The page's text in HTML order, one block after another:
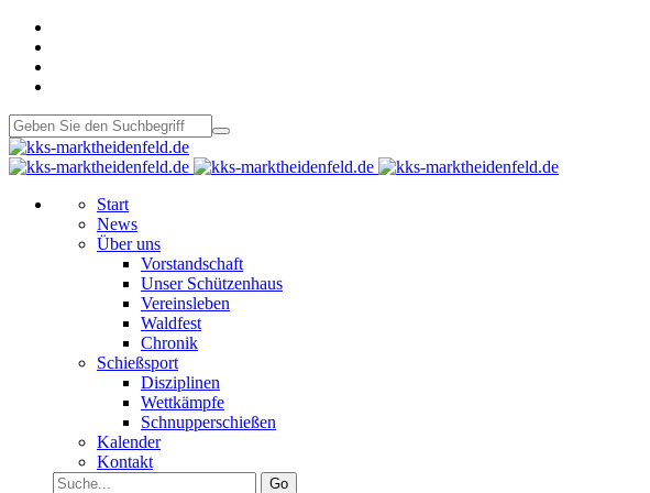
Start
News
Über uns
Vorstandschaft
Unser Schützenhaus
Vereinsleben
Waldfest
Chronik
Schießsport
Disziplinen
Wettkämpfe
Schnupperschießen
Kalender
Kontakt
Go